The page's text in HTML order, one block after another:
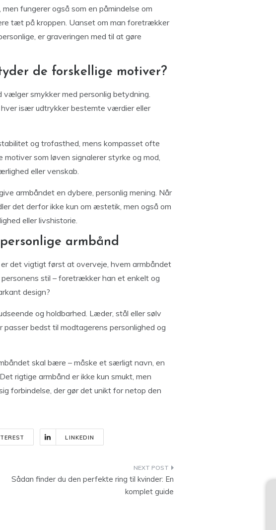
fungerer også som en påmindelse om
tæt på kroppen. Uanset om man foretrækker
er graveringen med til at gøre
de forskellige motiver?
vælger smykker med personlig betydning.
især udtrykker bestemte værdier eller
og trofasthed, mens kompasset ofte
som løven signalerer styrke og mod,
eller venskab.
armbåndet en dybere, personlig mening. Når
det derfor ikke kun om æstetik, men også om
eller livshistorie.
armbånd
det vigtigt først at overveje, hvem armbåndet
stil – foretrækker han et enkelt og
design?
og holdbarhed. Læder, stål eller sølv
bedst til modtagerens personlighed og
skal bære – måske et særligt navn, en
rigtige armbånd er ikke kun smukt, men
forbindelse, der gør det unikt for netop den
LINKEDIN
Sådan finder du den perfekte ring til kvinder: En
komplet guide